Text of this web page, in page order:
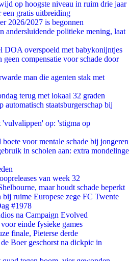
op hoogste niveau in ruim drie jaar
gratis uitbreiding
2026/2027 is begonnen
andersluidende politieke mening, laat
DOA overspoeld met babykonijntjes
compensatie voor schade door
man die agenten stak met
terug met lokaal 32 graden
staatsburgerschap bij
op: 'stigma op
voor mentale schade bij jongeren
in scholen aan: extra mondelinge
van week 32
maar houdt schade beperkt
ruime Europese zege FC Twente
#1978
na Campaign Evolved
einde fysieke games
finale, Pieterse derde
Boer geschorst na dickpic in